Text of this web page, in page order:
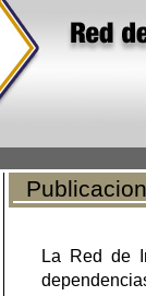
La Red de